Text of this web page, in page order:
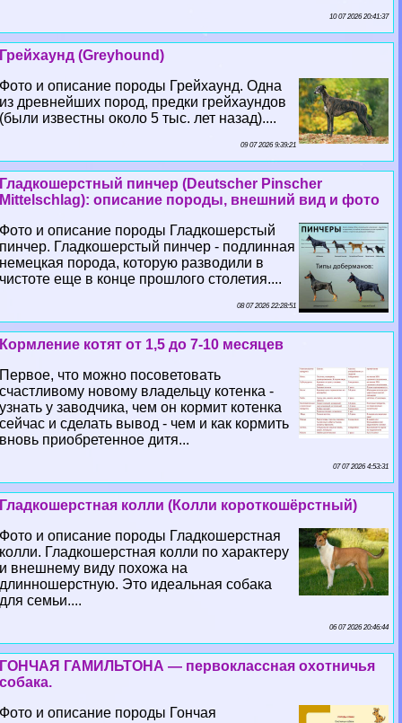
10 07 2026 20:41:37
Грейхаунд (Greyhound)
Фото и описание породы Грейхаунд. Одна
из древнейших пород, предки грейхаундов
(были известны около 5 тыс. лет назад)....
09 07 2026 9:39:21
Гладкошерстный пинчер (Deutscher Pinscher
Mittelschlag): описание породы, внешний вид и фото
Фото и описание породы Гладкошерстый
пинчер. Гладкошерстый пинчер - подлинная
немецкая порода, которую разводили в
чистоте еще в конце прошлого столетия....
08 07 2026 22:28:51
Кормление котят от 1,5 до 7-10 месяцев
Первое, что можно посоветовать
счастливому новому владельцу котенка -
узнать у заводчика, чем он кормит котенка
сейчас и сделать вывод - чем и как кормить
вновь приобретенное дитя...
07 07 2026 4:53:31
Гладкошерстная колли (Колли короткошёрстный)
Фото и описание породы Гладкошерстная
колли. Гладкошерстная колли по хаpaктеру
и внешнему виду похожа на
длинношерстную. Это идеальная собака
для семьи....
06 07 2026 20:46:44
ГОНЧАЯ ГАМИЛЬТОНА — первоклассная охотничья
собака.
Фото и описание породы Гончая